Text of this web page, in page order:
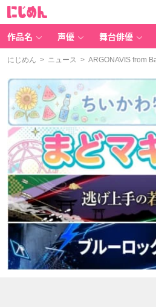
作品名 声優 舞台俳優
にじめん > ニュース > ARGONAVIS from